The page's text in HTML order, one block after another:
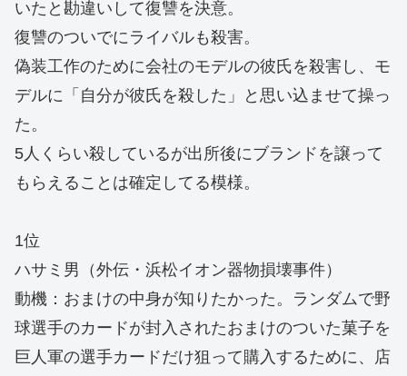
いたと勘違いして復讐を決意。
復讐のついでにライバルも殺害。
偽装工作のために会社のモデルの彼氏を殺害し、モ
デルに「自分が彼氏を殺した」と思い込ませて操っ
た。
5人くらい殺しているが出所後にブランドを譲って
もらえることは確定してる模様。
1位
ハサミ男（外伝・浜松イオン器物損壊事件）
動機：おまけの中身が知りたかった。ランダムで野
球選手のカードが封入されたおまけのついた菓子を
巨人軍の選手カードだけ狙って購入するために、店